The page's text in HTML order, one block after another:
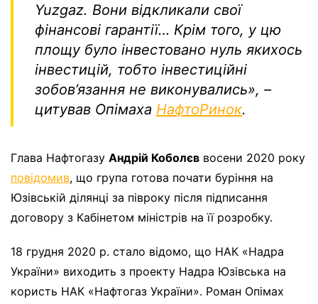
Yuzgaz. Вони відкликали свої
фінансові гарантії… Крім того, у цю
площу було інвестовано нуль якихось
інвестицій, тобто інвестиційні
зобов’язання не виконувались», –
цитував Опімаха НафтоРинок.
Глава Нафтогазу Андрій Коболєв восени 2020 року
повідомив, що група готова почати буріння на
Юзівській ділянці за півроку після підписання
договору з Кабінетом міністрів на її розробку.
18 грудня 2020 р. стало відомо, що НАК «Надра
України» виходить з проекту Надра Юзівська на
користь НАК «Нафтогаз України». Роман Опімах